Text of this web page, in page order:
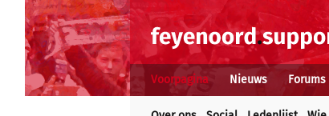
Voorpagina Nieuws Forums